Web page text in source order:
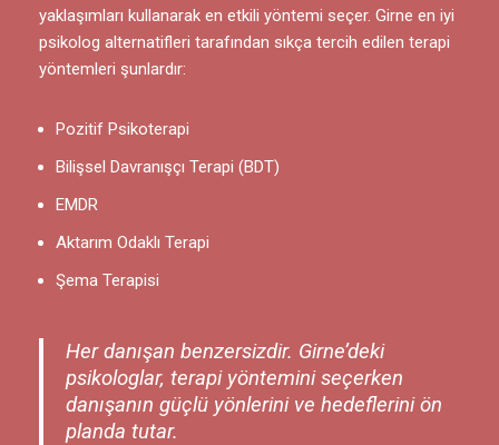
yaklaşımları kullanarak en etkili yöntemi seçer. Girne en iyi
psikolog alternatifleri tarafından sıkça tercih edilen terapi
yöntemleri şunlardır:
Pozitif Psikoterapi
Bilişsel Davranışçı Terapi (BDT)
EMDR
Aktarım Odaklı Terapi
Şema Terapisi
Her danışan benzersizdir. Girne’deki
psikologlar, terapi yöntemini seçerken
danışanın güçlü yönlerini ve hedeflerini ön
planda tutar.